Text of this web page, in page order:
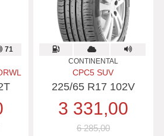
71
CONTINENTAL
CPC5 SUV
225/65 R17 102V
3 331,00
6 285,00